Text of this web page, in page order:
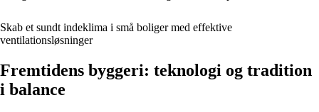
Skab et sundt indeklima i små boliger med effektive
ventilationsløsninger
Fremtidens byggeri: teknologi og tradition
i balance